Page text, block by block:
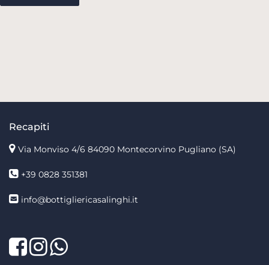
Recapiti
Via Monviso 4/6 84090 Montecorvino Pugliano (SA)
+39 0828 351381
info@bottigliericasalinghi.it
Facebook
TwitterLinkedIn